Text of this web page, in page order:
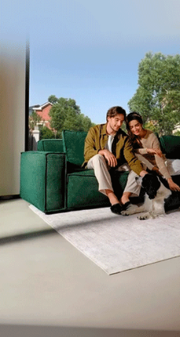
с самыми
Нажимая кнопку подписаться,
сПравилами рассылоки
Читайте нас в соц. сетях
ВКонтакте